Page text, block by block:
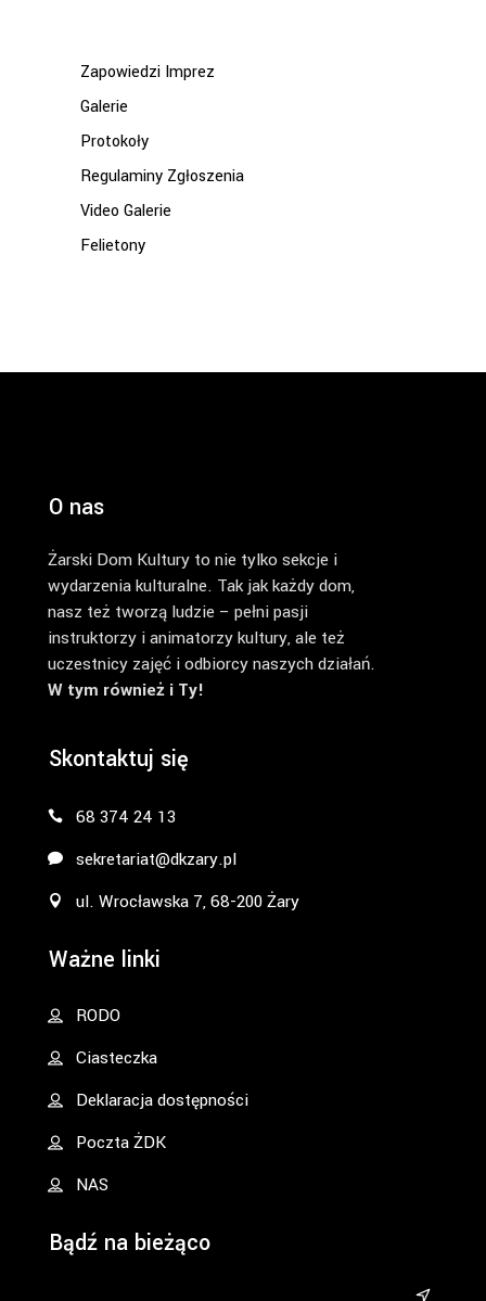
Zapowiedzi Imprez
Galerie
Protokoły
Regulaminy Zgłoszenia
Video Galerie
Felietony
O nas
Żarski Dom Kultury to nie tylko sekcje i
wydarzenia kulturalne. Tak jak każdy dom,
nasz też tworzą ludzie – pełni pasji
instruktorzy i animatorzy kultury, ale też
uczestnicy zajęć i odbiorcy naszych działań.
W tym również i Ty!
Skontaktuj się
68 374 24 13
sekretariat@dkzary.pl
ul. Wrocławska 7, 68-200 Żary
Ważne linki
RODO
Ciasteczka
Deklaracja dostępności
Poczta ŻDK
NAS
Bądź na bieżąco
&